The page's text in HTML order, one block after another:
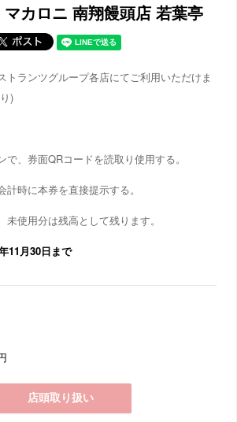
カロニ 南翔饅頭店 若葉亭
トランツグループ各店にてご利用いただけま
)
、券面QRコードを読取り使用する。
時に本券を直接提示する。
未使用分は残高として残ります。
11月30日まで
店頭取り扱い